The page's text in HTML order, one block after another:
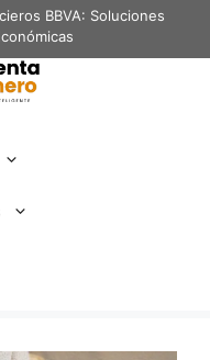
BBVA: Soluciones